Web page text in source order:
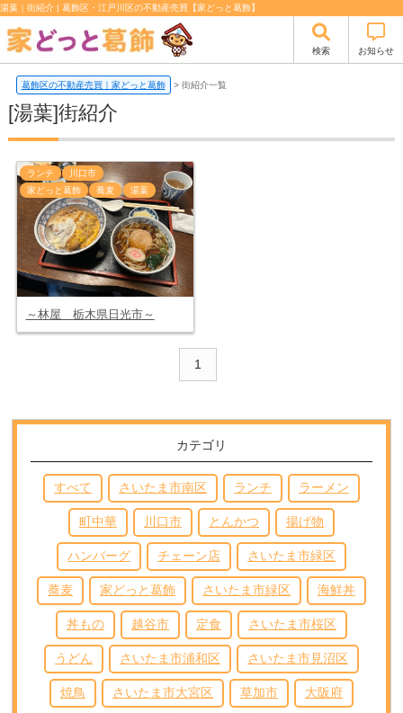
湯葉｜街紹介 | 葛飾区・江戸川区の不動産売買【家どっと葛飾】
検索 お知らせ
葛飾区の不動産売買｜家どっと葛飾 > 街紹介一覧
[湯葉]街紹介
ランチ
川口市
家どっと葛飾
蕎麦 湯葉
～林屋 栃木県日光市～
1
カテゴリ
すべて さいたま市南区 ランチ ラーメン
町中華 川口市 とんかつ 揚げ物
ハンバーグ チェーン店 さいたま市緑区
蕎麦 家どっと葛飾 さいたま市緑区 海鮮丼
丼もの 越谷市 定食 さいたま市桜区
うどん さいたま市浦和区 さいたま市見沼区
焼鳥 さいたま市大宮区 草加市 大阪府